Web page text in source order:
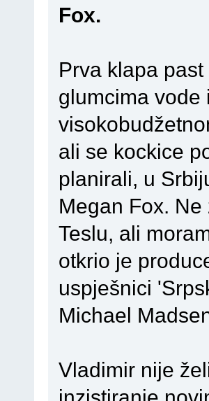
Fox.
Prva klapa
glumcima vode
ali se kockice
planirali, u
Megan Fox.
Teslu, ali
otkrio je
uspješnici
Michael
Vladimir nije